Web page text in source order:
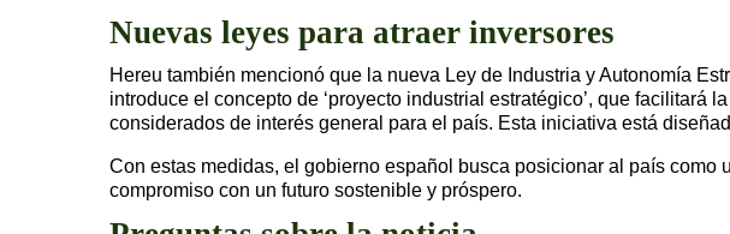
Nuevas leyes para atraer inversores
Hereu también mencionó que la nueva Ley de Industria y Autonomía
introduce el concepto de ‘proyecto industrial estratégico’, que
considerados de interés general para el país. Esta iniciativa está
Con estas medidas, el gobierno español busca posicionar al país
compromiso con un futuro sostenible y próspero.